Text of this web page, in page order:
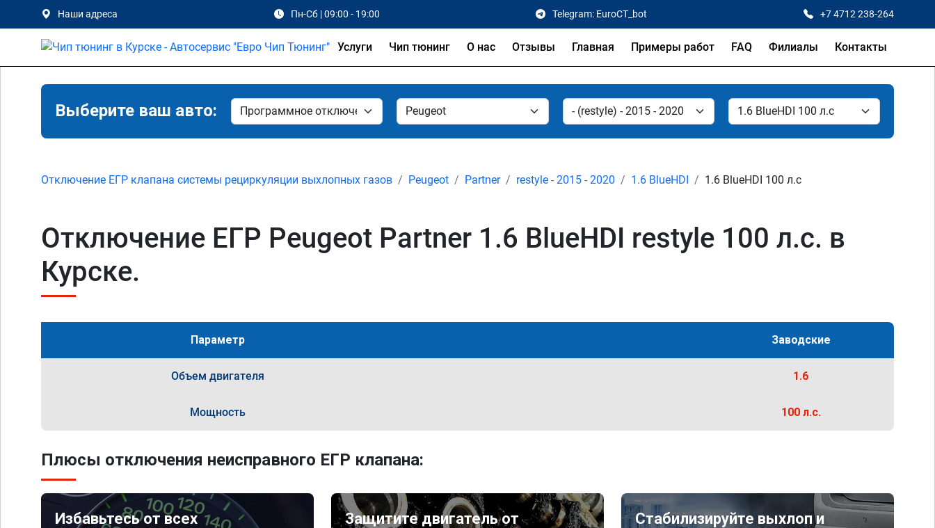
Наши адреса Пн-Сб | 09:00 - 19:00 Telegram: EuroCT_bot +7 4712 238-264
Услуги Чип тюнинг О нас Отзывы Главная Примеры работ FAQ Филиалы Контакты
Выберите ваш авто:
Отключение ЕГР клапана системы рециркуляции выхлопных газов Peugeot Partner restyle - 2015 - 2020 1.6 BlueHDI 1.6 BlueHDI 100 л.с
Отключение ЕГР Peugeot Partner 1.6 BlueHDI restyle 100 л.с. в
Курске.
Параметр Заводские
Объем двигателя 1.6
Мощность 100 л.с.
Плюсы отключения неисправного ЕГР клапана:
Избавьтесь от всех
Защитите двигатель от
Стабилизируйте выхлоп и